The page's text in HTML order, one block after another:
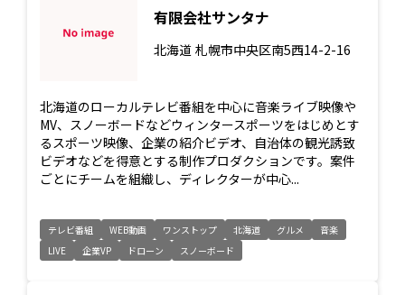
有限会社サンタナ
北海道 札幌市中央区南5西14-2-16
北海道のローカルテレビ番組を中心に音楽ライブ映像や
MV、スノーボードなどウィンタースポーツをはじめとす
るスポーツ映像、企業の紹介ビデオ、自治体の観光誘致
ビデオなどを得意とする制作プロダクションです。案件
ごとにチームを組織し、ディレクターが中心...
テレビ番組 WEB動画 ワンストップ 北海道 グルメ
音楽
LIVE
企業VP ドローン スノーボード